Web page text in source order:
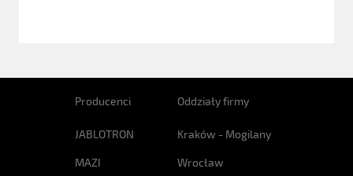
Producenci
JABLOTRON
MAZI
Oddziały firmy
Kraków - Mogilany
Wrocław